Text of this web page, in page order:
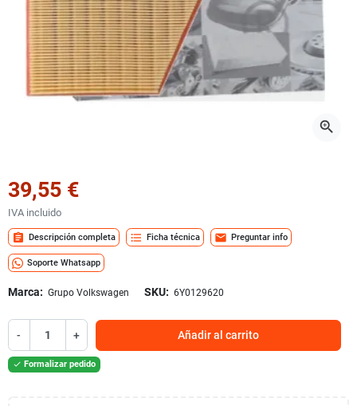
zoom_in
39,55 €
IVA incluido
assignment Descripción completa format_list_bulleted Ficha técnica mail Preguntar info
Soporte Whatsapp
Marca: Grupo Volkswagen SKU: 6Y0129620
- + Añadir al carrito
 Formalizar pedido